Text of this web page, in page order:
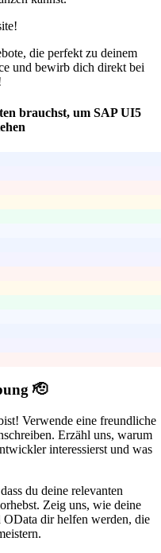
die perfekt zu deinem
und bewirb dich direkt bei
brauchst, um SAP UI5
🫡
Verwende eine freundliche
Erzähl uns, warum
interessierst und was
du deine relevanten
Zeig uns, wie deine
dir helfen werden, die